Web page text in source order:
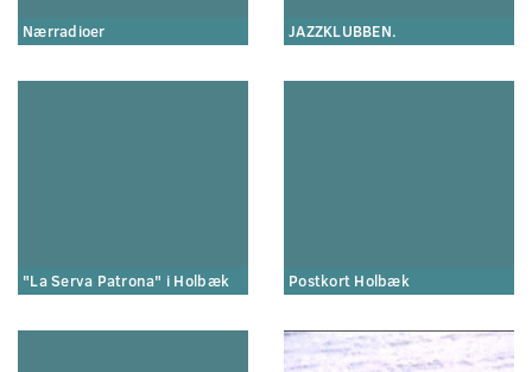
Nærradioer JAZZKLUBBEN.
"La Serva Patrona" i Holbæk Postkort Holbæk